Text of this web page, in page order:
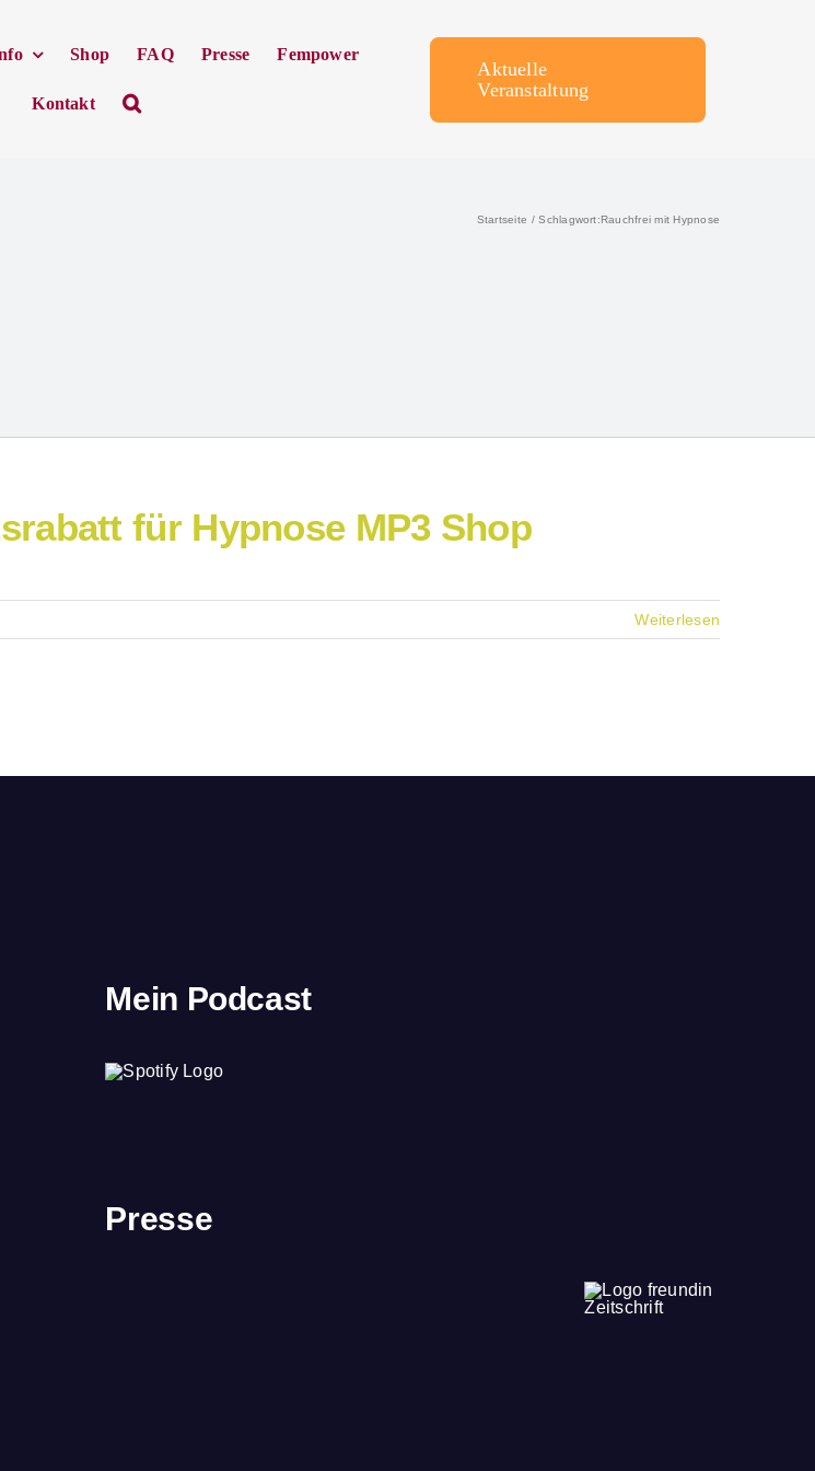
Shop FAQ Presse Fempower
Kontakt
Aktuelle
Veranstaltung
Startseite Schlagwort:Rauchfrei mit Hypnose
für Hypnose MP3 Shop
Weiterlesen
Mein Podcast
Presse